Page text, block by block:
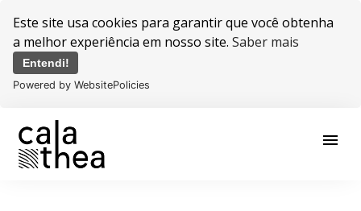
Este site usa cookies para garantir que você obtenha
a melhor experiência em nosso site. Saber mais
Entendi!
Powered by WebsitePolicies
menu